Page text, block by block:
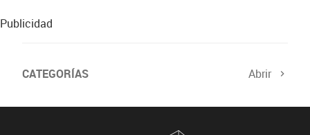
Publicidad
CATEGORÍAS Abrir